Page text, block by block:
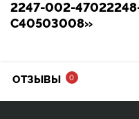
2247-002-
C40503008»
ОТЗЫВЫ 0